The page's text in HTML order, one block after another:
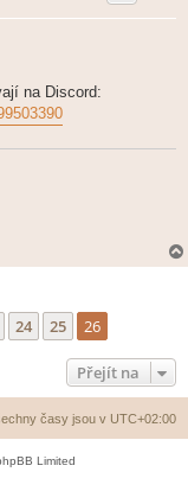
na Discord:
24 25 26
Přejít na
časy jsou v UTC+02:00
Limited